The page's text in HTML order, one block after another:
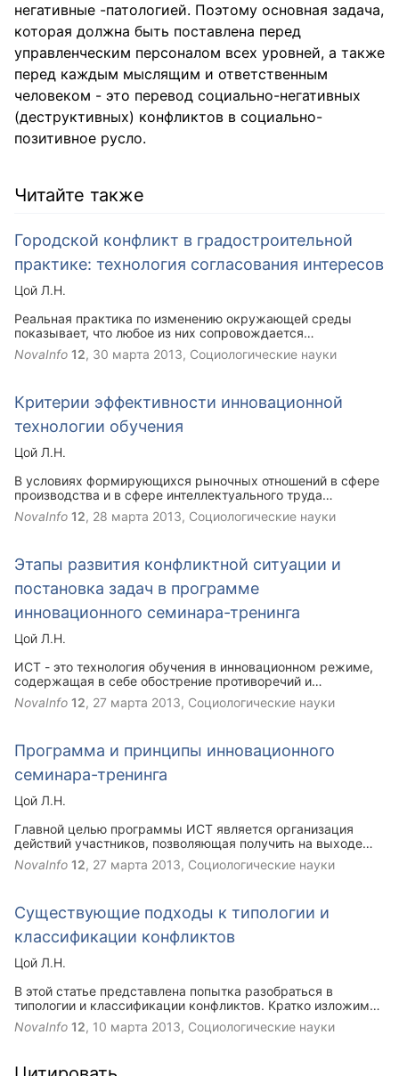
негативные -патологией. Поэтому основная задача,
которая должна быть поставлена перед
управленческим персоналом всех уровней, а также
перед каждым мыслящим и ответственным
человеком - это перевод социально-негативных
(деструктивных) конфликтов в социально-
позитивное русло.
Читайте также
Городской конфликт в градостроительной
практике: технология согласования интересов
Цой Л.Н.
Реальная практика по изменению окружающей среды
показывает, что любое из них сопровождается
обострением конфликтов и способствует самоорганизации
жителей в группы по защите своих жизненно важных
проявлению конфликтов в крайних формах.
NovaInfo 12, 30 марта 2013, Социологические науки
Критерии эффективности инновационной
технологии обучения
Цой Л.Н.
В условиях формирующихся рыночных отношений в сфере
производства и в сфере интеллектуального труда
(например, управленческого консультирования), заказчик
хочет знать, за что он платит деньги. Разрабатывая какой-
возможно применение метода (или технологии), кто может
каком этапе развития организации возможно
вмешательство в конфликт с помощью этого метода,
каковы критерии эффективности применяемого метода.
NovaInfo 12, 28 марта 2013, Социологические науки
Этапы развития конфликтной ситуации и
постановка задач в программе
инновационного семинара-тренинга
Цой Л.Н.
ИСТ - это технология обучения в инновационном режиме,
содержащая в себе обострение противоречий и
конфликтов, риск, высокую степень неопределенности, к
преодолению которых конфликтолог-практик должен быть
NovaInfo 12, 27 марта 2013, Социологические науки
Программа и принципы инновационного
семинара-тренинга
Цой Л.Н.
Главной целью программы ИСТ является организация
действий участников, позволяющая получить на выходе
разнообразие принципов и подходов к конфликту,
осознание ограниченности действий и представлений
предназначена для лиц старше 15 лет, в большей степени
для руководителей, управленцев всех уровней, педагогов,
конфликтологов-практиков, психологов, социальных
работников.
NovaInfo 12, 27 марта 2013, Социологические науки
Существующие подходы к типологии и
классификации конфликтов
Цой Л.Н.
В этой статье представлена попытка разобраться в
типологии и классификации конфликтов. Кратко изложим
основные подходы, показывающие их многообразный
спектр.
NovaInfo 12, 10 марта 2013, Социологические науки